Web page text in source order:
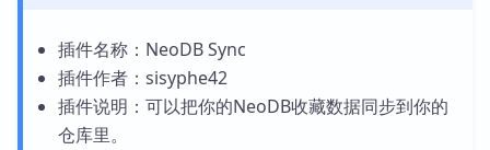
插件名称：NeoDB Sync
插件作者：sisyphe42
插件说明：可以把你的NeoDB收藏数据同步到你的
仓库里。